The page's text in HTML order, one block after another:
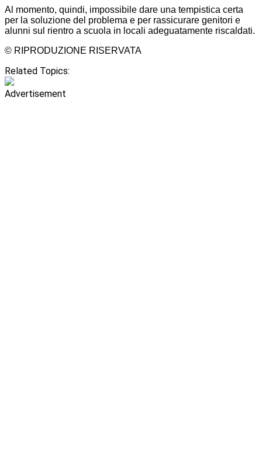
Al momento, quindi, impossibile dare una tempistica certa
per la soluzione del problema e per rassicurare genitori e
alunni sul rientro a scuola in locali adeguatamente riscaldati.
© RIPRODUZIONE RISERVATA
Related Topics:
Advertisement